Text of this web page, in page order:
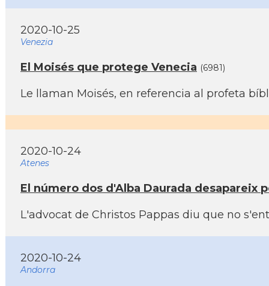
2020-10-25
Venezia
El Moisés que protege Venecia (6981)
Le llaman Moisés, en referencia al profeta
2020-10-24
Atenes
El número dos d'Alba Daurada desapareix
L'advocat de Christos Pappas diu que no
2020-10-24
Andorra